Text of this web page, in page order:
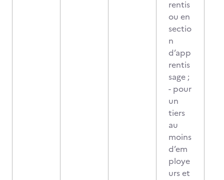
rentis
ou en
sectio
n
d’app
rentis
sage ;
- pour
un
tiers
au
moins
d’em
ploye
urs et